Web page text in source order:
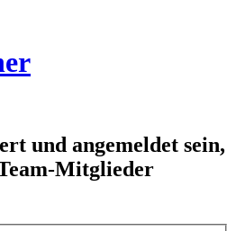
und angemeldet sein,
Mitglieder